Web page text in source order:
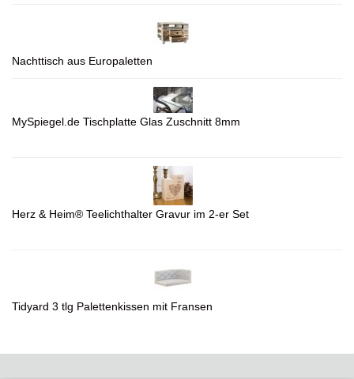
Nachttisch aus Europaletten
MySpiegel.de Tischplatte Glas Zuschnitt 8mm
Herz & Heim® Teelichthalter Gravur im 2-er Set
Tidyard 3 tlg Palettenkissen mit Fransen